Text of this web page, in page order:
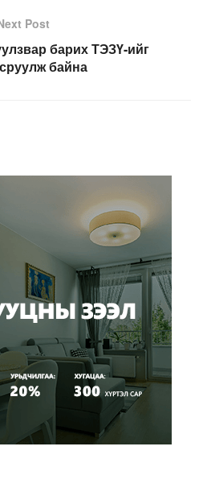
Post
барих ТЭЗҮ-ийг
байна